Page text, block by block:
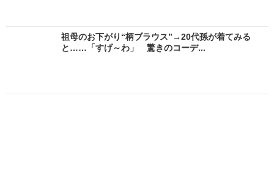
祖母のお下がり“柄ブラウス”→20代孫が着てみる
と……「すげ～わ」 驚きのコーデ...